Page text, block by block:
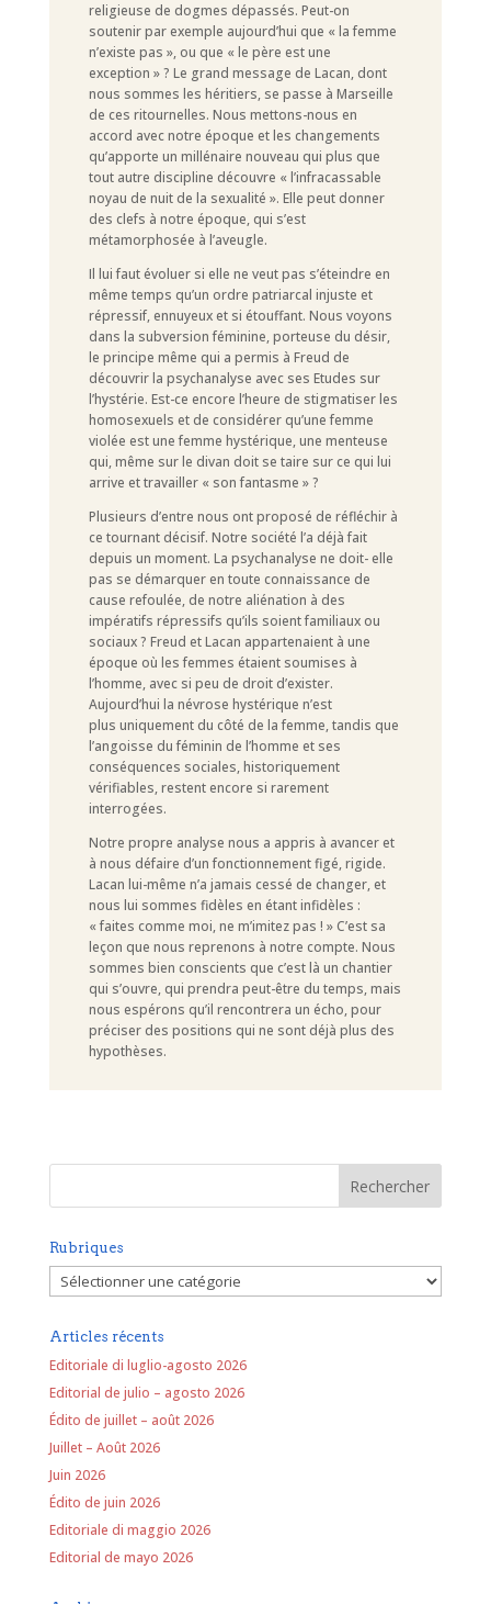
religieuse de dogmes dépassés. Peut-on
soutenir par exemple aujourd’hui que « la femme
n’existe pas », ou que « le père est une
exception » ? Le grand message de Lacan, dont
nous sommes les héritiers, se passe à Marseille
de ces ritournelles. Nous mettons-nous en
accord avec notre époque et les changements
qu’apporte un millénaire nouveau qui plus que
tout autre discipline découvre « l’infracassable
noyau de nuit de la sexualité ». Elle peut donner
des clefs à notre époque, qui s’est
métamorphosée à l’aveugle.
Il lui faut évoluer si elle ne veut pas s’éteindre en
même temps qu’un ordre patriarcal injuste et
répressif, ennuyeux et si étouffant. Nous voyons
dans la subversion féminine, porteuse du désir,
le principe même qui a permis à Freud de
découvrir la psychanalyse avec ses Etudes sur
l’hystérie. Est-ce encore l’heure de stigmatiser les
homosexuels et de considérer qu’une femme
violée est une femme hystérique, une menteuse
qui, même sur le divan doit se taire sur ce qui lui
arrive et travailler « son fantasme » ?
Plusieurs d’entre nous ont proposé de réfléchir à
ce tournant décisif. Notre société l’a déjà fait
depuis un moment. La psychanalyse ne doit- elle
pas se démarquer en toute connaissance de
cause refoulée, de notre aliénation à des
impératifs répressifs qu’ils soient familiaux ou
sociaux ? Freud et Lacan appartenaient à une
époque où les femmes étaient soumises à
l’homme, avec si peu de droit d’exister.
Aujourd’hui la névrose hystérique n’est
plus uniquement du côté de la femme, tandis que
l’angoisse du féminin de l’homme et ses
conséquences sociales, historiquement
vérifiables, restent encore si rarement
interrogées.
Notre propre analyse nous a appris à avancer et
à nous défaire d’un fonctionnement figé, rigide.
Lacan lui-même n’a jamais cessé de changer, et
nous lui sommes fidèles en étant infidèles :
« faites comme moi, ne m’imitez pas ! » C’est sa
leçon que nous reprenons à notre compte. Nous
sommes bien conscients que c’est là un chantier
qui s’ouvre, qui prendra peut-être du temps, mais
nous espérons qu’il rencontrera un écho, pour
préciser des positions qui ne sont déjà plus des
hypothèses.
Rubriques
Rubriques
Articles récents
Editoriale di luglio-agosto 2026
Editorial de julio – agosto 2026
Édito de juillet – août 2026
Juillet – Août 2026
Juin 2026
Édito de juin 2026
Editoriale di maggio 2026
Editorial de mayo 2026